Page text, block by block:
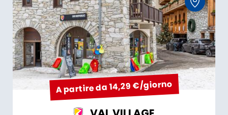
A partire da 14,29 €/giorno